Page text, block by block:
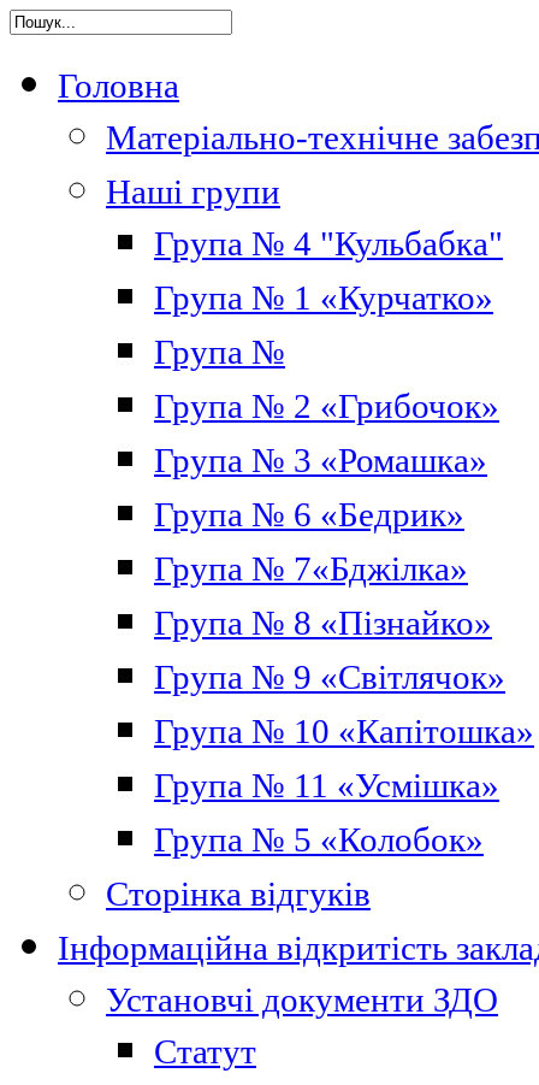
Головна
Матеріально-технічне
Наші групи
Група № 4 "Кульбабка"
Група № 1 «Курчатко»
Група №
Група № 2 «Грибочок»
Група № 3 «Ромашка»
Група № 6 «Бедрик»
Група № 7«Бджілка»
Група № 8 «Пізнайко»
Група № 9 «Світлячок»
Група № 10 «Капітошка»
Група № 11 «Усмішка»
Група № 5 «Колобок»
Сторінка відгуків
Інформаційна відкритість
Установчі документи ЗДО
Статут